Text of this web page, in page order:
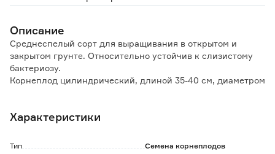
Описание
Среднеспелый сорт для выращивания в открытом и
закрытом грунте. Относительно устойчив к слизистому
бактериозу.
Корнеплод цилиндрический, длиной 35-40 см, диаметром
Мякоть очень сочная, нежная, снежно-белая, плотной
корнеплода, легко выдергивается. Масса корнеплода
Характеристики
Тип Семена корнеплодов